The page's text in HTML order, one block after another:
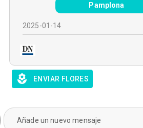
Pamplona
2025-01-14
ENVIAR FLORES
Añade un nuevo mensaje